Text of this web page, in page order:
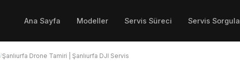
Ana Sayfa Modeller Servis Süreci Servis Sorgula
/Şanlıurfa Drone Tamiri | Şanlıurfa DJI Servis